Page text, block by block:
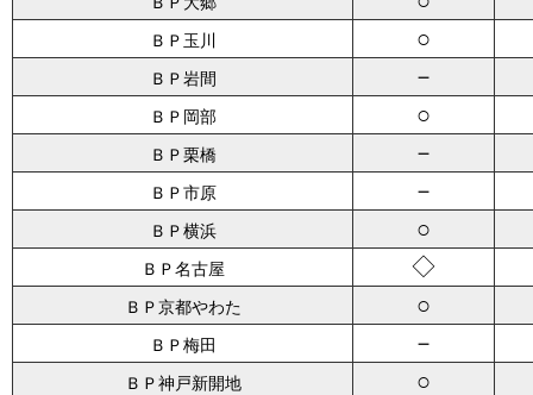
ＢＰ玉川 ○
ＢＰ岩間 －
ＢＰ岡部 ○
ＢＰ栗橋 －
ＢＰ市原 －
ＢＰ横浜 ○
ＢＰ名古屋 ◇
ＢＰ京都やわた ○
ＢＰ梅田 －
ＢＰ神戸新開地 ○